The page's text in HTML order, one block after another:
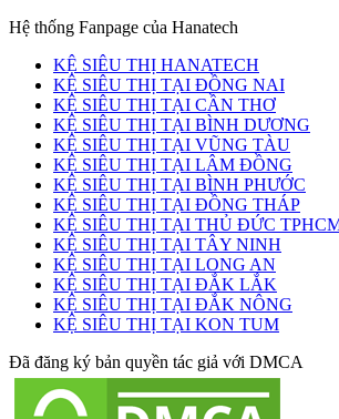
Hệ thống Fanpage của Hanatech
KỆ SIÊU THỊ HANATECH
KỆ SIÊU THỊ TẠI ĐỒNG NAI
KỆ SIÊU THỊ TẠI CẦN THƠ
KỆ SIÊU THỊ TẠI BÌNH DƯƠNG
KỆ SIÊU THỊ TẠI VŨNG TÀU
KỆ SIÊU THỊ TẠI LÂM ĐỒNG
KỆ SIÊU THỊ TẠI BÌNH PHƯỚC
KỆ SIÊU THỊ TẠI ĐỒNG THÁP
KỆ SIÊU THỊ TẠI THỦ ĐỨC
KỆ SIÊU THỊ TẠI TÂY NINH
KỆ SIÊU THỊ TẠI LONG AN
KỆ SIÊU THỊ TẠI ĐẮK LẮK
KỆ SIÊU THỊ TẠI ĐẮK NÔNG
KỆ SIÊU THỊ TẠI KON TUM
Đã đăng ký bản quyền tác giả với DMCA